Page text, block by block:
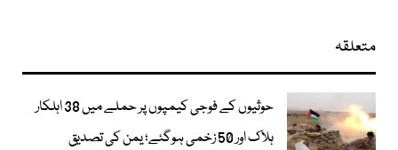
متعلقہ
حوثیوں کے فوجی کیمپوں پر حملے میں 38 اہلکار
ہلاک اور 50 زخمی ہوگئے؛ یمن کی تصدیق